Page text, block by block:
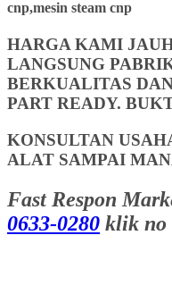
cnp,mesin steam cnp
HARGA KAMI
LANGSUNG
BERKUALITAS
PART READY.
KONSULTAN
ALAT SAMPAI
Fast Respon
0633-0280 klik no